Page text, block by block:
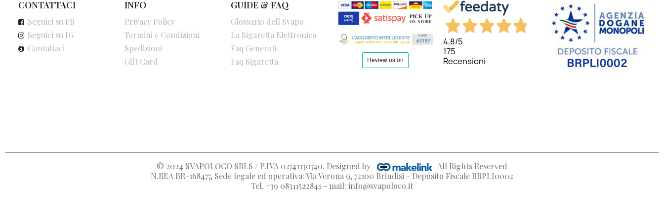
CONTATTACI
Seguici su FB
Seguici su IG
Contattaci
INFO
Privacy Policy
Termini e Condizioni
Spedizioni
Gift Card
GUIDE & FAQ
Glossario dell Svapo
La Sigaretta Elettronica
Faq Generali
Faq Sigaretta
4,8/5
175
Recensioni
© 2024 SVAPOLOCO SRLS / P.IVA 02741130740. Designed by
All Rights Reserved
N.REA BR-168477, Sede legale ed operativa: Via Verona 9, 72100 Brindisi - Deposito Fiscale BRPLI0002
Tel. +39 08311522841 - mail: info@svapoloco.it